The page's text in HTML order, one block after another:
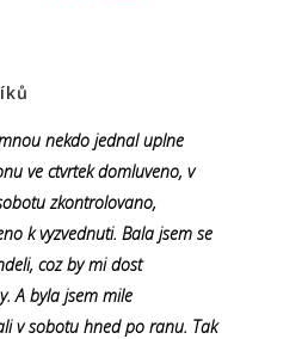
nekdo jednal uplne
ve ctvrtek domluveno, v
zkontrolovano,
k vyzvednuti. Bala jsem se
coz by mi dost
A byla jsem mile
v sobotu hned po ranu. Tak